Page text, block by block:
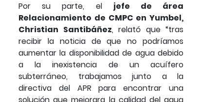
Por su parte, el jefe de área
Relacionamiento de CMPC en Yumbel,
Christian Santibáñez, relató que “tras
recibir la noticia de que no podríamos
aumentar la disponibilidad de agua debido
a la inexistencia de un acuífero
subterráneo, trabajamos junto a la
directiva del APR para encontrar una